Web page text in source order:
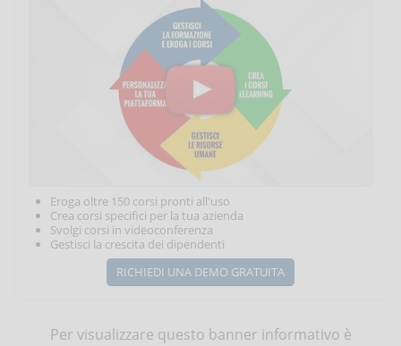
Eroga oltre 150 corsi pronti all'uso
Crea corsi specifici per la tua azienda
Svolgi corsi in videoconferenza
Gestisci la crescita dei dipendenti
RICHIEDI UNA DEMO GRATUITA
Per visualizzare questo banner informativo è